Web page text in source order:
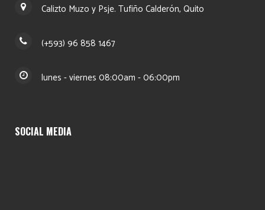
Calizto Muzo y Psje. Tufiño Calderón, Quito
(+593) 96 858 1467
lunes - viernes 08:00am - 06:00pm
SOCIAL MEDIA